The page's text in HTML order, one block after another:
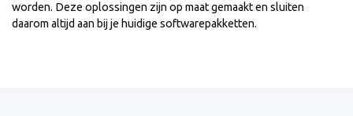
worden. Deze oplossingen zijn op maat gemaakt en sluiten
daarom altijd aan bij je huidige softwarepakketten.